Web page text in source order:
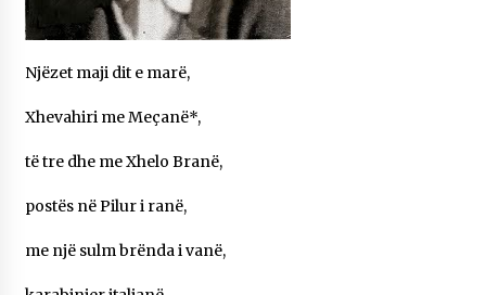
KALLARATI NË AKSIONET KOMBËTARE PËR
RINDËRTIMIN E VENDIT – NGA ÇIZE XHAFERAJ
KALLARATIN SI MËSUES I MATEMATIKËS, POR
12/09/2025
Gazeta Kallarati nr. 114
Njëzet maji dit e marë,
Xhevahiri me Meçanë*,
të tre dhe me Xhelo Branë,
postës në Pilur i ranë,
me një sulm brënda i vanë,